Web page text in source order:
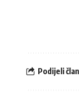
Podijeli